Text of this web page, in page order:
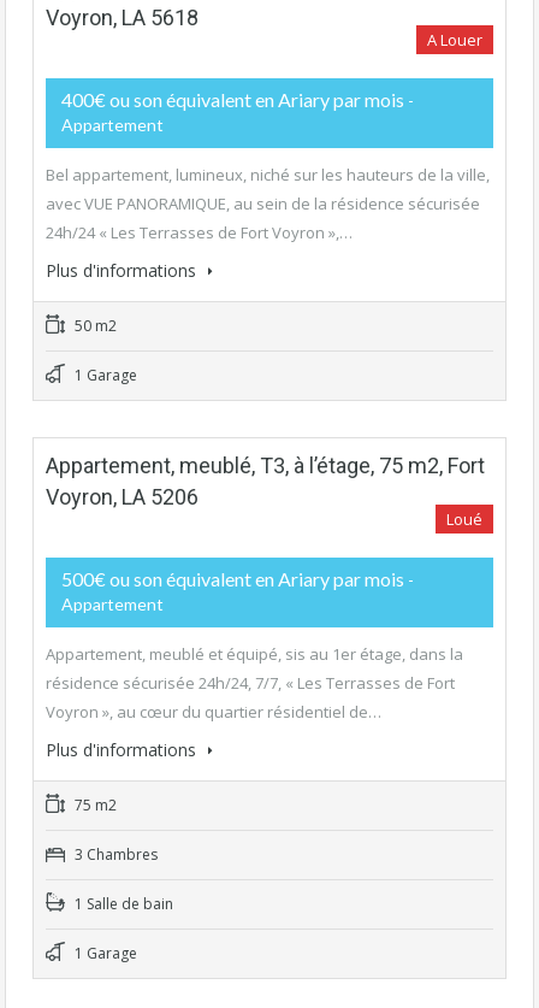
Voyron, LA 5618
A Louer
400€ ou son équivalent en Ariary par mois -
Appartement
Bel appartement, lumineux, niché sur les hauteurs de la ville,
avec VUE PANORAMIQUE, au sein de la résidence sécurisée
24h/24 « Les Terrasses de Fort Voyron »,…
Plus d'informations
50 m2
1 Garage
Appartement, meublé, T3, à l’étage, 75 m2, Fort
Voyron, LA 5206
Loué
500€ ou son équivalent en Ariary par mois -
Appartement
Appartement, meublé et équipé, sis au 1er étage, dans la
résidence sécurisée 24h/24, 7/7, « Les Terrasses de Fort
Voyron », au cœur du quartier résidentiel de…
Plus d'informations
75 m2
3 Chambres
1 Salle de bain
1 Garage